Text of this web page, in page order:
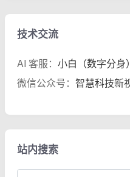
技术交流
AI 客服： 小白（数字分身）
微信公众号： 智慧科技新
站内搜索